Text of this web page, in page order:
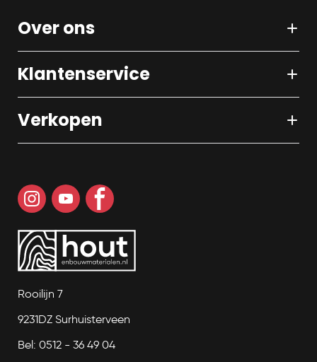
Over ons
Klantenservice
Verkopen
Rooilijn 7
9231DZ Surhuisterveen
Bel: 0512 - 36 49 04